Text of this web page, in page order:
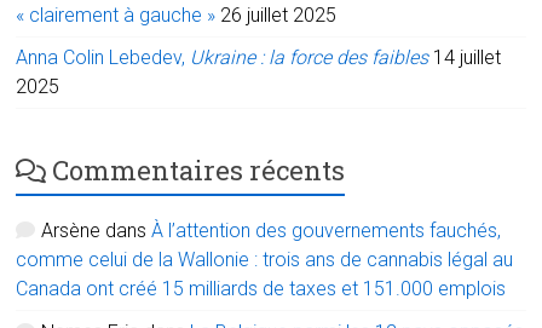
« clairement à gauche » 26 juillet 2025
Anna Colin Lebedev, Ukraine : la force des faibles 14 juillet
2025
Commentaires récents
Arsène dansÀ l’attention des gouvernements fauchés,
comme celui de la Wallonie : trois ans de cannabis légal au
Canada ont créé 15 milliards de taxes et 151.000 emplois